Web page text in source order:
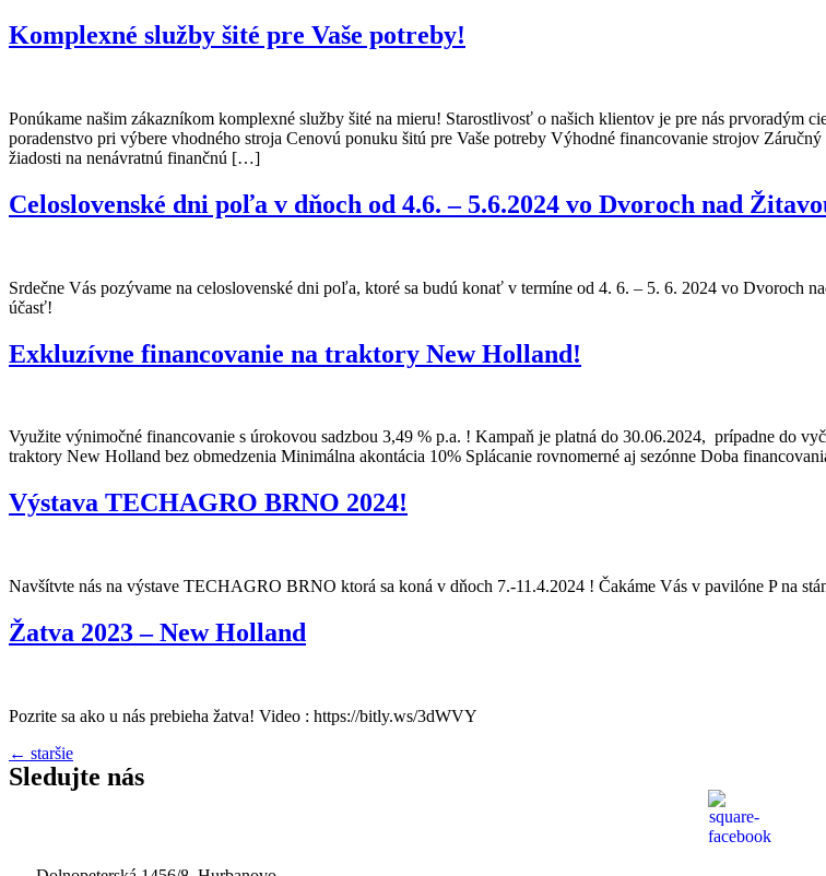
Komplexné služby šité pre Vaše potreby!
Ponúkame našim zákazníkom komplexné služby šité na mieru! Starostlivosť o našich klientov je pre nás prvoradým
poradenstvo pri výbere vhodného stroja Cenovú ponuku šitú pre Vaše potreby Výhodné financovanie strojov
žiadosti na nenávratnú finančnú […]
Celoslovenské dni poľa v dňoch od 4.6. – 5.6.2024 vo Dvoroch nad
Srdečne Vás pozývame na celoslovenské dni poľa, ktoré sa budú konať v termíne od 4. 6. – 5. 6. 2024 vo Dvoroch
účasť!
Exkluzívne financovanie na traktory New Holland!
Využite výnimočné financovanie s úrokovou sadzbou 3,49 % p.a. ! Kampaň je platná do 30.06.2024, prípadne do
traktory New Holland bez obmedzenia Minimálna akontácia 10% Splácanie rovnomerné aj sezónne Doba
Výstava TECHAGRO BRNO 2024!
Navšítvte nás na výstave TECHAGRO BRNO ktorá sa koná v dňoch 7.-11.4.2024 ! Čakáme Vás v pavilóne P na
Žatva 2023 – New Holland
Pozrite sa ako u nás prebieha žatva! Video : https://bitly.ws/3dWVY
← staršie
Sledujte nás